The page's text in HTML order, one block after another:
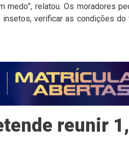
relatou. Os moradores
verificar as condições do
reunir